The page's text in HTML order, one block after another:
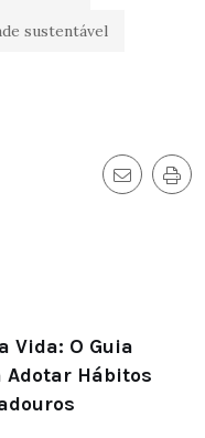
sustentável
Vida: O Guia
Adotar Hábitos